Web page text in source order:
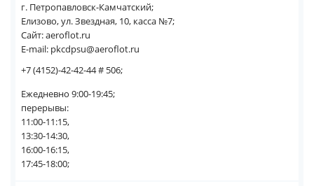
г. Петропавловск-Камчатский;
Елизово, ул. Звездная, 10, касса №7;
Сайт: aeroflot.ru
E-mail: pkcdpsu@aeroflot.ru
+7 (4152)-42-42-44 # 506;
Ежедневно 9:00-19:45;
перерывы:
11:00-11:15,
13:30-14:30,
16:00-16:15,
17:45-18:00;